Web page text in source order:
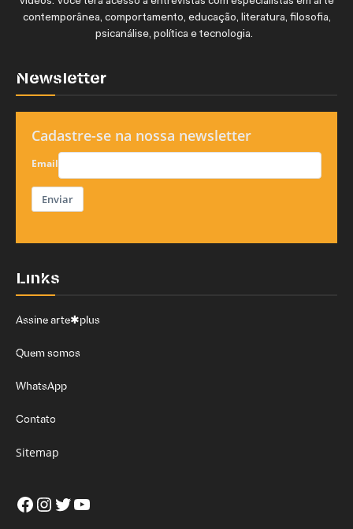
contemporânea, comportamento, educação, literatura, filosofia,
psicanálise, política e tecnologia.
Newsletter
Cadastre-se na nossa newsletter
Email
Enviar
Links
Assine arte✱plus
Quem somos
WhatsApp
Contato
Sitemap
Facebook
Instagram
Twitter
Youtube